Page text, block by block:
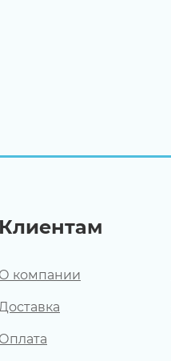
Клиентам
О компании
Оплата